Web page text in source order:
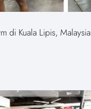
di Kuala Lipis, Malaysia